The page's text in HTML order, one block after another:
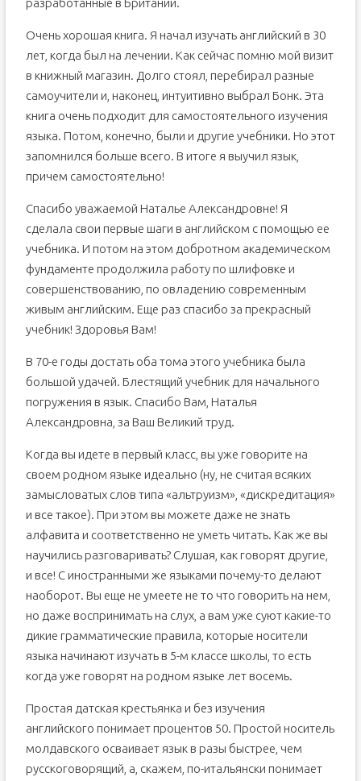
разработанные в Британии.
Очень хорошая книга. Я начал изучать английский в 30
лет, когда был на лечении. Как сейчас помню мой визит
в книжный магазин. Долго стоял, перебирал разные
самоучители и, наконец, интуитивно выбрал Бонк. Эта
книга очень подходит для самостоятельного изучения
языка. Потом, конечно, были и другие учебники. Но этот
запомнился больше всего. В итоге я выучил язык,
причем самостоятельно!
Спасибо уважаемой Наталье Александровне! Я
сделала свои первые шаги в английском с помощью ее
учебника. И потом на этом добротном академическом
фундаменте продолжила работу по шлифовке и
совершенствованию, по овладению современным
живым английским. Еще раз спасибо за прекрасный
учебник! Здоровья Вам!
В 70-е годы достать оба тома этого учебника была
большой удачей. Блестящий учебник для начального
погружения в язык. Спасибо Вам, Наталья
Александровна, за Ваш Великий труд.
Когда вы идете в первый класс, вы уже говорите на
своем родном языке идеально (ну, не считая всяких
замысловатых слов типа «альтруизм», «дискредитация»
и все такое). При этом вы можете даже не знать
алфавита и соответственно не уметь читать. Как же вы
научились разговаривать? Слушая, как говорят другие,
и все! С иностранными же языками почему-то делают
наоборот. Вы еще не умеете не то что говорить на нем,
но даже воспринимать на слух, а вам уже суют какие-то
дикие грамматические правила, которые носители
языка начинают изучать в 5-м классе школы, то есть
когда уже говорят на родном языке лет восемь.
Простая датская крестьянка и без изучения
английского понимает процентов 50. Простой носитель
молдавского осваивает язык в разы быстрее, чем
русскоговорящий, а, скажем, по-итальянски понимает